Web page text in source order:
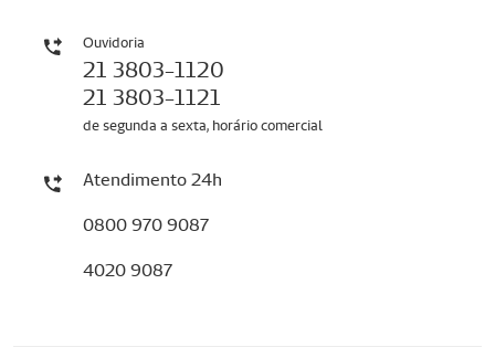
Ouvidoria
21 3803-1120
21 3803-1121
de segunda a sexta, horário comercial
Atendimento 24h
0800 970 9087
4020 9087